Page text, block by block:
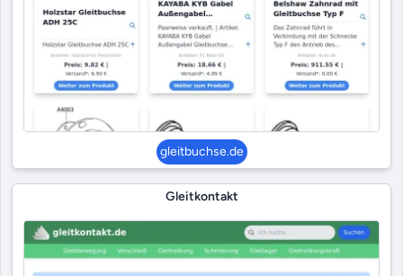
gleitbuchse.de
Gleitkontakt